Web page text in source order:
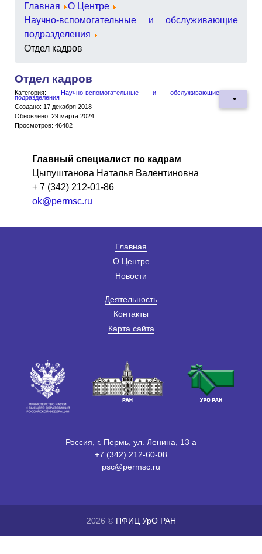
Главная
О Центре
Научно-вспомогательные и обслуживающие
подразделения
Отдел кадров
Отдел кадров
Категория: Научно-вспомогательные и обслуживающие
подразделения
Создано: 17 декабря 2018
Обновлено: 29 марта 2024
Просмотров: 46482
Главный специалист по кадрам
Цыпуштанова Наталья Валентиновна
+ 7 (342) 212-01-86
ok@permsc.ru
Главная
О Центре
Новости
Деятельность
Контакты
Карта сайта
Россия, г. Пермь, ул. Ленина, 13 а
+7 (342) 212-60-08
psc@permsc.ru
2026 © ПФИЦ УрО РАН